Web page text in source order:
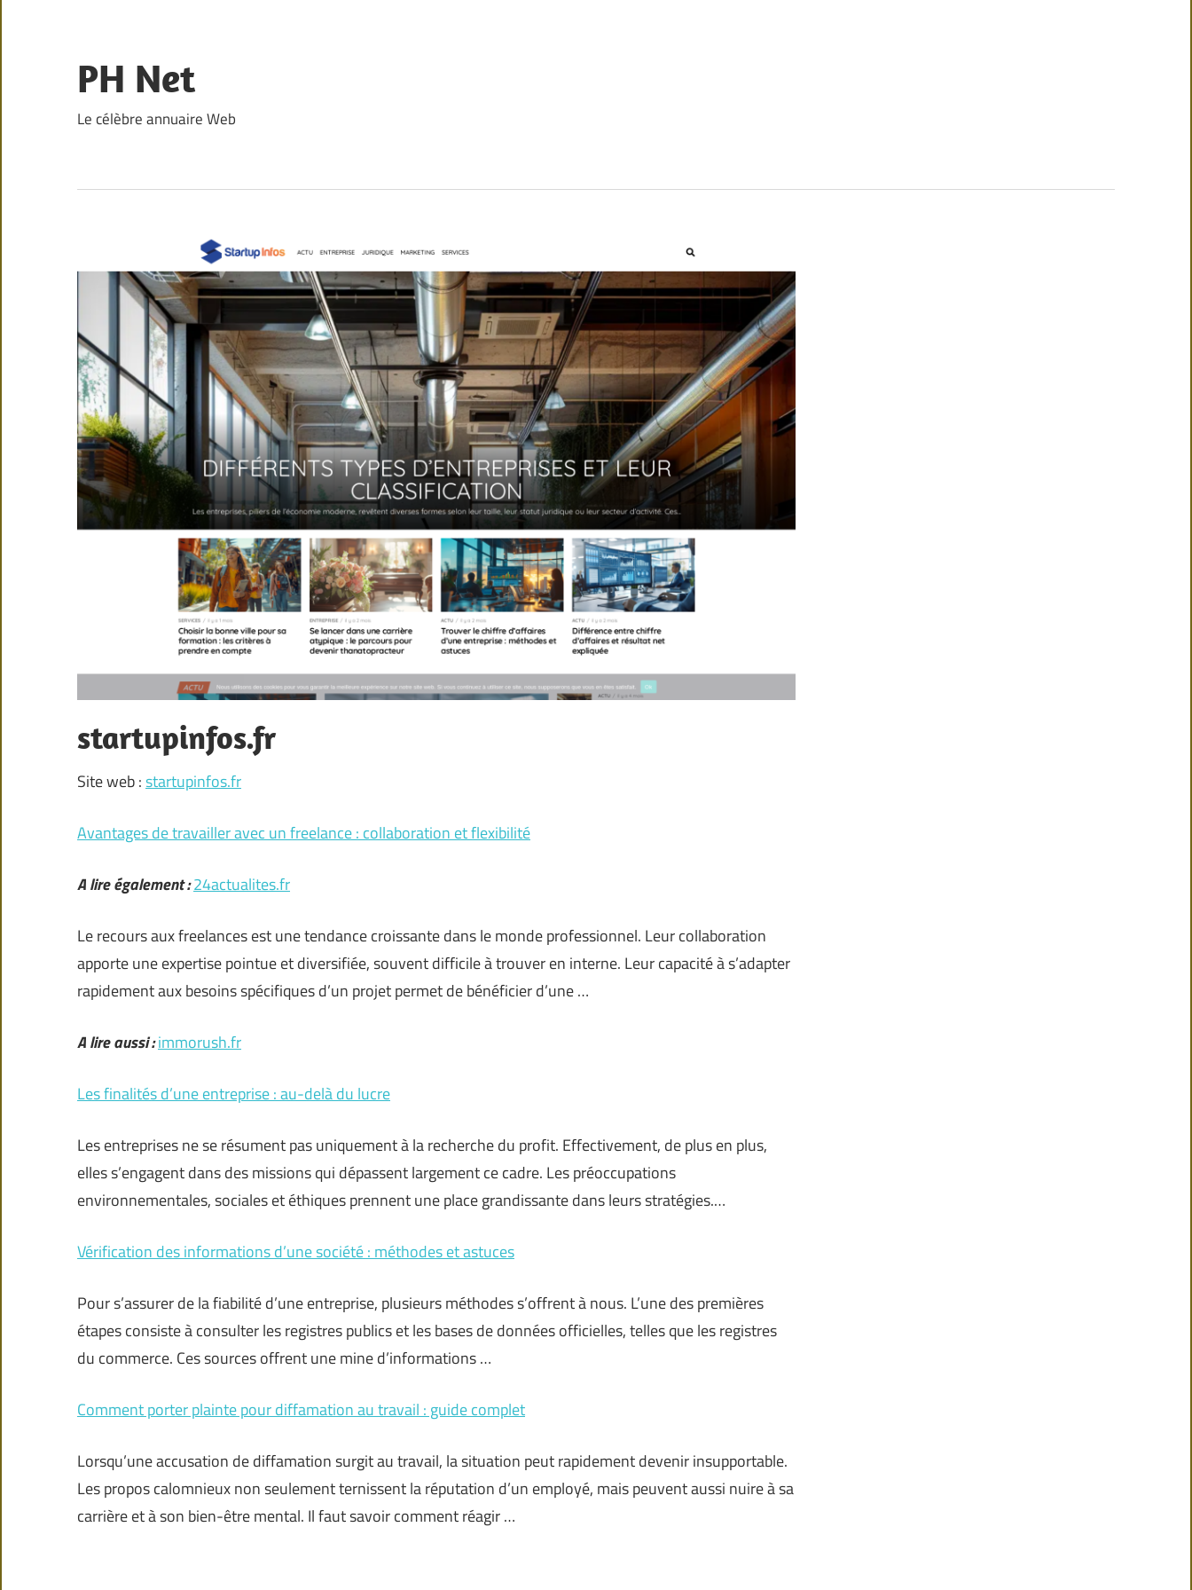
content
PH Net
Le célèbre annuaire Web
startupinfos.fr
Site web :startupinfos.fr
Avantages de travailler avec un freelance : collaboration et flexibilité
A lire également :24actualites.fr
Le recours aux freelances est une tendance croissante dans le monde professionnel. Leur collaboration
apporte une expertise pointue et diversifiée, souvent difficile à trouver en interne. Leur capacité à s’adapter
rapidement aux besoins spécifiques d’un projet permet de bénéficier d’une …
A lire aussi :immorush.fr
Les finalités d’une entreprise : au-delà du lucre
Les entreprises ne se résument pas uniquement à la recherche du profit. Effectivement, de plus en plus,
elles s’engagent dans des missions qui dépassent largement ce cadre. Les préoccupations
environnementales, sociales et éthiques prennent une place grandissante dans leurs stratégies.…
Vérification des informations d’une société : méthodes et astuces
Pour s’assurer de la fiabilité d’une entreprise, plusieurs méthodes s’offrent à nous. L’une des premières
étapes consiste à consulter les registres publics et les bases de données officielles, telles que les registres
du commerce. Ces sources offrent une mine d’informations …
Comment porter plainte pour diffamation au travail : guide complet
Lorsqu’une accusation de diffamation surgit au travail, la situation peut rapidement devenir insupportable.
Les propos calomnieux non seulement ternissent la réputation d’un employé, mais peuvent aussi nuire à sa
carrière et à son bien-être mental. Il faut savoir comment réagir …